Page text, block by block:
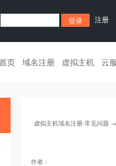
注册
页 域名注册 虚拟主机 云
虚拟主机域名注册-常见问题
作者：